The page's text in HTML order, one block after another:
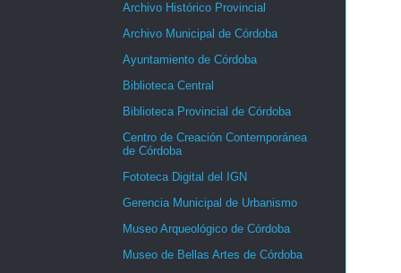
Archivo Histórico Provincial
Archivo Municipal de Córdoba
Ayuntamiento de Córdoba
Biblioteca Central
Biblioteca Provincial de Córdoba
Centro de Creación Contemporánea
de Córdoba
Fototeca Digital del IGN
Gerencia Municipal de Urbanismo
Museo Arqueológico de Córdoba
Museo de Bellas Artes de Córdoba